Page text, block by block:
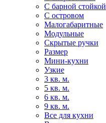
С барной стойкой
С островом
Малогабаритные
Модульные
Скрытые ручки
Размер
Мини-кухни
Узкие
3 кв. м.
5 кв. м.
6 кв. м.
9 кв. м.
Все для кухни